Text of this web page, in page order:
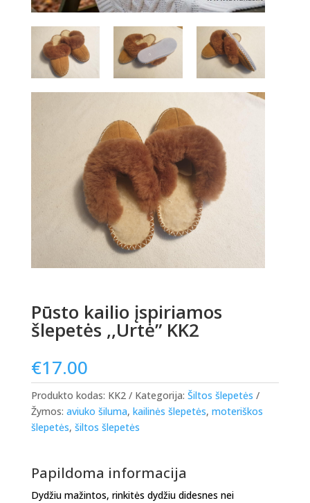
Pūsto kailio įspiriamos
šlepetės ,,Urtė” KK2
€17.00
Produkto kodas: KK2 Kategorija: Šiltos šlepetės
Žymos: aviuko šiluma, kailinės šlepetės, moteriškos
šlepetės, šiltos šlepetės
Papildoma informacija
Dydžiu mažintos, rinkitės dydžiu didesnes nei